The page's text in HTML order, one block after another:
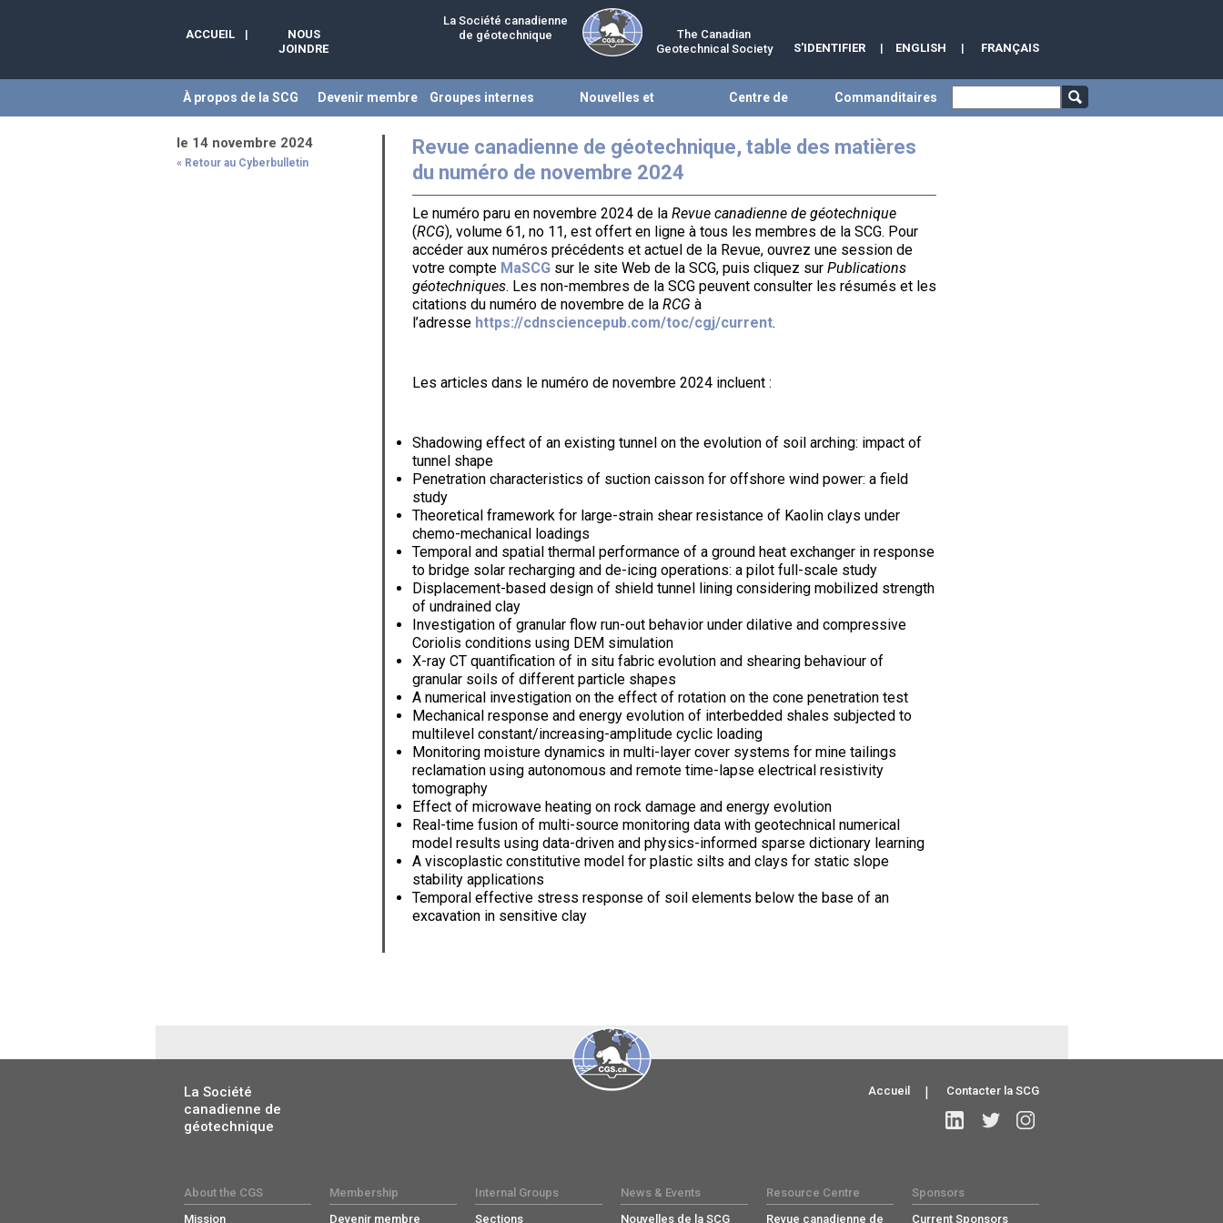
ACCUEIL |
NOUS
JOINDRE
La Société canadienne
de géotechnique
The Canadian
Geotechnical Society
FRANÇAIS
|
ENGLISH
|
S'IDENTIFIER
À propos de la SCG Devenir membre Groupes internes Nouvelles et Centre de Commanditaires
le 14 novembre 2024
« Retour au Cyberbulletin
Revue canadienne de géotechnique, table des matières
du numéro de novembre 2024
Le numéro paru en novembre 2024 de la Revue canadienne de géotechnique
(RCG), volume 61, no 11, est offert en ligne à tous les membres de la SCG. Pour
accéder aux numéros précédents et actuel de la Revue, ouvrez une session de
votre compte MaSCGsur le site Web de la SCG, puis cliquez sur Publications
géotechniques. Les non-membres de la SCG peuvent consulter les résumés et les
citations du numéro de novembre de la RCG à
l’adresse https://cdnsciencepub.com/toc/cgj/current.
Les articles dans le numéro de novembre 2024 incluent :
Shadowing effect of an existing tunnel on the evolution of soil arching: impact of
tunnel shape
Penetration characteristics of suction caisson for offshore wind power: a field
study
Theoretical framework for large-strain shear resistance of Kaolin clays under
chemo-mechanical loadings
Temporal and spatial thermal performance of a ground heat exchanger in response
to bridge solar recharging and de-icing operations: a pilot full-scale study
Displacement-based design of shield tunnel lining considering mobilized strength
of undrained clay
Investigation of granular flow run-out behavior under dilative and compressive
Coriolis conditions using DEM simulation
X-ray CT quantification of in situ fabric evolution and shearing behaviour of
granular soils of different particle shapes
A numerical investigation on the effect of rotation on the cone penetration test
Mechanical response and energy evolution of interbedded shales subjected to
multilevel constant/increasing-amplitude cyclic loading
Monitoring moisture dynamics in multi-layer cover systems for mine tailings
reclamation using autonomous and remote time-lapse electrical resistivity
tomography
Effect of microwave heating on rock damage and energy evolution
Real-time fusion of multi-source monitoring data with geotechnical numerical
model results using data-driven and physics-informed sparse dictionary learning
A viscoplastic constitutive model for plastic silts and clays for static slope
stability applications
Temporal effective stress response of soil elements below the base of an
excavation in sensitive clay
La Société
canadienne de
géotechnique
Contacter la SCG
|
Accueil
About the CGS
Mission
Membership
Devenir membre
Internal Groups
Sections
News & Events
Nouvelles de la SCG
Resource Centre
Revue canadienne de
Sponsors
Current Sponsors